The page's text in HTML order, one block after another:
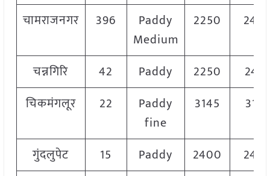
चामराजनगर 396
Paddy
Medium
2250
चन्नगिरि 42 Paddy 2250
चिकमंगलूर
22
Paddy
fine
3145
गुंदलुपेट 15 Paddy 2400